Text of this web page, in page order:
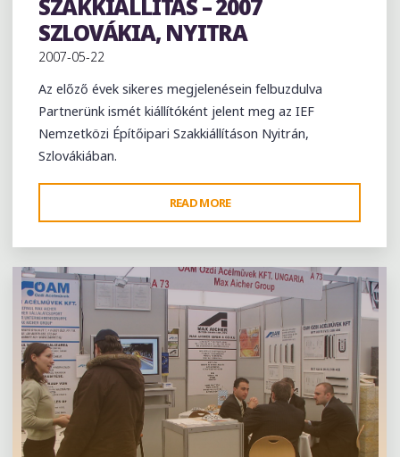
SZAKKIÁLLÍTÁS – 2007
SZLOVÁKIA, NYITRA
2007-05-22
Az előző évek sikeres megjelenésein felbuzdulva
Partnerünk ismét kiállítóként jelent meg az IEF
Nemzetközi Építőipari Szakkiállításon Nyitrán,
Szlovákiában.
READ MORE
ÉPÍTŐIPARI
SZAKKIÁLLÍTÁS
–
2007
SZLOVÁKIA,
NYITRA"